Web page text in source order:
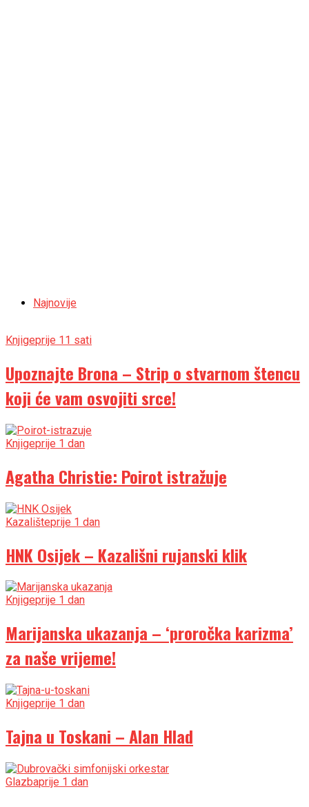
Najnovije
Knjigeprije 11 sati
Upoznajte Brona – Strip o stvarnom štencu
koji će vam osvojiti srce!
Knjigeprije 1 dan
Agatha Christie: Poirot istražuje
Kazališteprije 1 dan
HNK Osijek – Kazališni rujanski klik
Knjigeprije 1 dan
Marijanska ukazanja – ‘proročka karizma’
za naše vrijeme!
Knjigeprije 1 dan
Tajna u Toskani – Alan Hlad
Glazbaprije 1 dan